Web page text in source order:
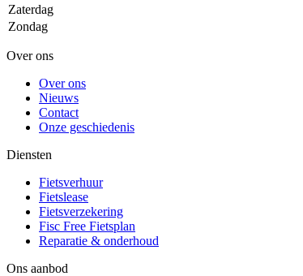
Zaterdag
Zondag
Over ons
Over ons
Nieuws
Contact
Onze geschiedenis
Diensten
Fietsverhuur
Fietslease
Fietsverzekering
Fisc Free Fietsplan
Reparatie & onderhoud
Ons aanbod